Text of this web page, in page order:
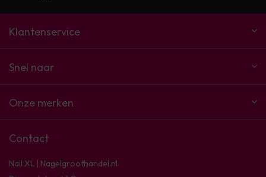
Klantenservice
Snel naar
Onze merken
Contact
Nail XL | Nagelgroothandel.nl